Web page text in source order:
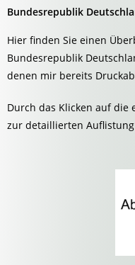
Bundesrepublik
Hier finden Sie einen
Bundesrepublik
denen mir bereits
Durch das Klicken auf die
zur detaillierten